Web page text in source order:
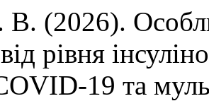
(2026).
рівня
19 та